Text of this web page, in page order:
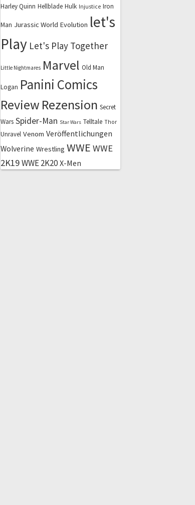
Harley Quinn Hellblade Hulk Injustice Iron
Man Jurassic World Evolution let's
Play Let's Play Together
Little Nightmares Marvel Old Man
Logan Panini Comics
Review Rezension Secret
Wars Spider-Man Star Wars Telltale Thor
Unravel Venom Veröffentlichungen
Wolverine Wrestling WWE WWE
2K19WWE 2K20 X-Men